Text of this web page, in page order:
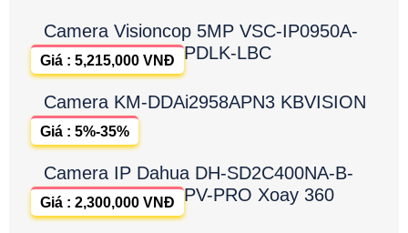
Camera Visioncop 5MP VSC-IP0950A-
PDLK-LBC
Giá : 5,215,000 VNĐ
Camera KM-DDAi2958APN3 KBVISION
Giá : 5%-35%
Camera IP Dahua DH-SD2C400NA-B-
PV-PRO Xoay 360
Giá : 2,300,000 VNĐ